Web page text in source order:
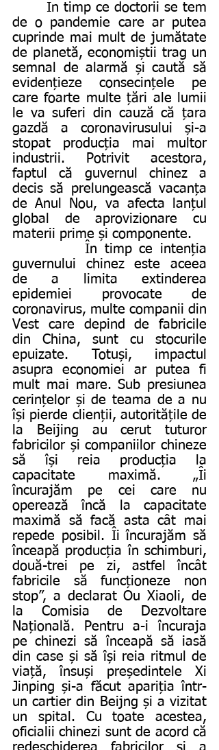
de o pandemie care ar putea
cuprinde mai mult de jumătate
de planetă, economiștii trag un
semnal de alarmă și caută să
evidențieze consecințele pe
care foarte multe țări ale lumii
le va suferi din cauză că țara
gazdă a coronavirusului și-a
stopat producția mai multor
industrii. Potrivit acestora,
faptul că guvernul chinez a
decis să prelungească vacanța
de Anul Nou, va afecta lanțul
global de aprovizionare cu
materii prime și componente.
          În timp ce intenția
guvernului chinez este aceea
de a limita extinderea
epidemiei provocate de
coronavirus, multe companii din
Vest care depind de fabricile
din China, sunt cu stocurile
epuizate. Totuși, impactul
asupra economiei ar putea fi
mult mai mare. Sub presiunea
cerințelor și de teama de a nu
își pierde clienții, autoritățile de
la Beijing au cerut tuturor
fabricilor și companiilor chineze
să își reia producția la
capacitate maximă. „Îi
încurajăm pe cei care nu
operează încă la capacitate
maximă să facă asta cât mai
repede posibil. Îi încurajăm să
înceapă producția în schimburi,
două-trei pe zi, astfel încât
fabricile să funcționeze non
stop”, a declarat Ou Xiaoli, de
la Comisia de Dezvoltare
Națională. Pentru a-i încuraja
pe chinezi să înceapă să iasă
din case și să își reia ritmul de
viață, însuși președintele Xi
Jinping și-a făcut apariția într-
un cartier din Beijng și a vizitat
un spital. Cu toate acestea,
oficialii chinezi sunt de acord că
redeschiderea fabricilor și a